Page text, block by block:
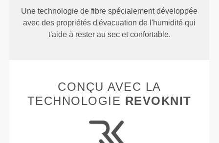
Une technologie de fibre spécialement développée
avec des propriétés d'évacuation de l'humidité qui
t'aide à rester au sec et confortable.
CONÇU AVEC LA
TECHNOLOGIE REVOKNIT